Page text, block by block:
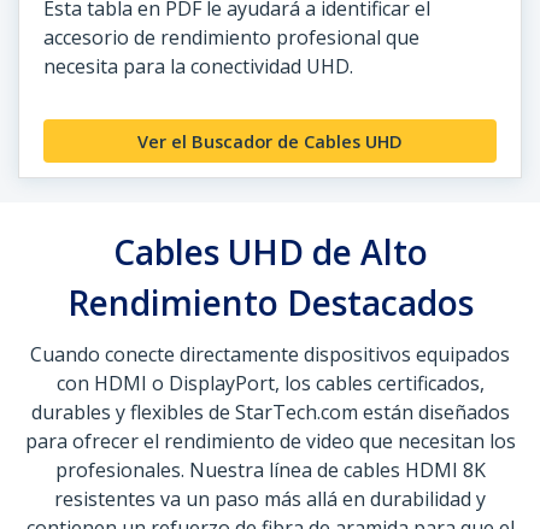
Esta tabla en PDF le ayudará a identificar el
accesorio de rendimiento profesional que
necesita para la conectividad UHD.
Ver el Buscador de Cables UHD
Cables UHD de Alto
Rendimiento Destacados
Cuando conecte directamente dispositivos equipados
con HDMI o DisplayPort, los cables certificados,
durables y flexibles de StarTech.com están diseñados
para ofrecer el rendimiento de video que necesitan los
profesionales. Nuestra línea de cables HDMI 8K
resistentes va un paso más allá en durabilidad y